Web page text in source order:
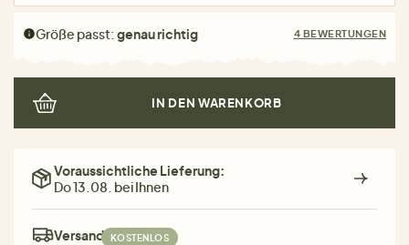
Größe passt:genau richtig 4 BEWERTUNGEN
IN DEN WARENKORB
Voraussichtliche Lieferung:
Do 13.08. bei Ihnen
Versand: KOSTENLOS